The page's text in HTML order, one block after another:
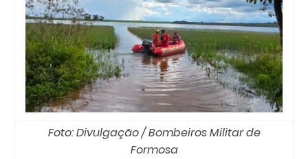
Foto: Divulgação / Bombeiros Militar de
Formosa